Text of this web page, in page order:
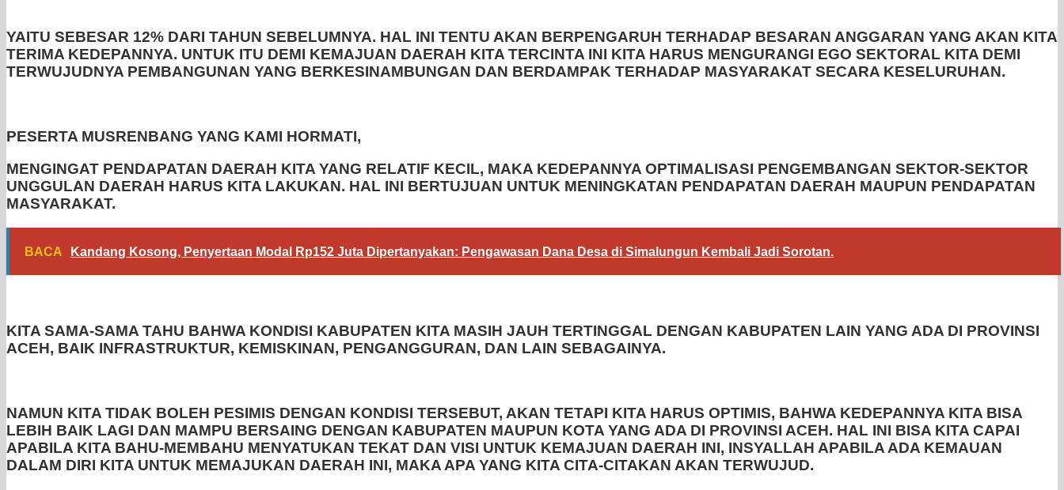
YAITU SEBESAR 12% DARI TAHUN SEBELUMNYA. HAL INI TENTU AKAN BERPENGARUH TERHADAP BESARAN ANGGARAN YANG AKAN KITA
TERIMA KEDEPANNYA. UNTUK ITU DEMI KEMAJUAN DAERAH KITA TERCINTA INI KITA HARUS MENGURANGI EGO SEKTORAL KITA DEMI
TERWUJUDNYA PEMBANGUNAN YANG BERKESINAMBUNGAN DAN BERDAMPAK TERHADAP MASYARAKAT SECARA KESELURUHAN.
PESERTA MUSRENBANG YANG KAMI HORMATI,
MENGINGAT PENDAPATAN DAERAH KITA YANG RELATIF KECIL, MAKA KEDEPANNYA OPTIMALISASI PENGEMBANGAN SEKTOR-SEKTOR
UNGGULAN DAERAH HARUS KITA LAKUKAN. HAL INI BERTUJUAN UNTUK MENINGKATAN PENDAPATAN DAERAH MAUPUN PENDAPATAN
MASYARAKAT.
BACA Kandang Kosong, Penyertaan Modal Rp152 Juta Dipertanyakan: Pengawasan Dana Desa di Simalungun Kembali Jadi Sorotan.
KITA SAMA-SAMA TAHU BAHWA KONDISI KABUPATEN KITA MASIH JAUH TERTINGGAL DENGAN KABUPATEN LAIN YANG ADA DI PROVINSI
ACEH, BAIK INFRASTRUKTUR, KEMISKINAN, PENGANGGURAN, DAN LAIN SEBAGAINYA.
NAMUN KITA TIDAK BOLEH PESIMIS DENGAN KONDISI TERSEBUT, AKAN TETAPI KITA HARUS OPTIMIS, BAHWA KEDEPANNYA KITA BISA
LEBIH BAIK LAGI DAN MAMPU BERSAING DENGAN KABUPATEN MAUPUN KOTA YANG ADA DI PROVINSI ACEH. HAL INI BISA KITA CAPAI
APABILA KITA BAHU-MEMBAHU MENYATUKAN TEKAT DAN VISI UNTUK KEMAJUAN DAERAH INI, INSYALLAH APABILA ADA KEMAUAN
DALAM DIRI KITA UNTUK MEMAJUKAN DAERAH INI, MAKA APA YANG KITA CITA-CITAKAN AKAN TERWUJUD.